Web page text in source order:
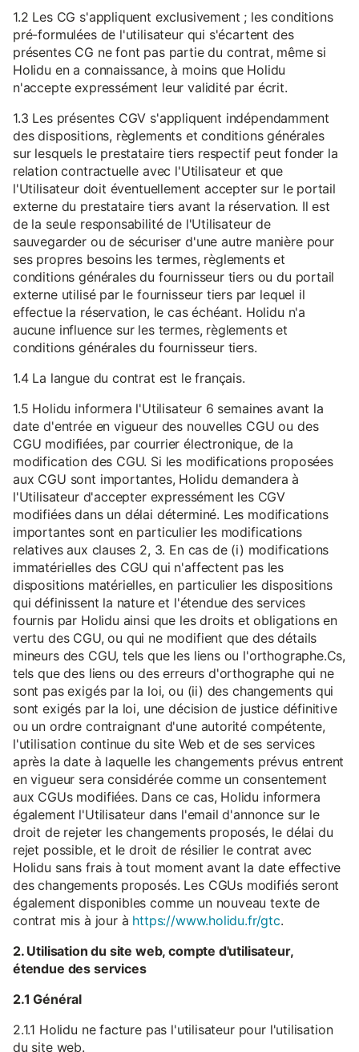
1.2 Les CG s'appliquent exclusivement ; les conditions
pré-formulées de l'utilisateur qui s'écartent des
présentes CG ne font pas partie du contrat, même si
Holidu en a connaissance, à moins que Holidu
n'accepte expressément leur validité par écrit.
1.3 Les présentes CGV s'appliquent indépendamment
des dispositions, règlements et conditions générales
sur lesquels le prestataire tiers respectif peut fonder la
relation contractuelle avec l'Utilisateur et que
l'Utilisateur doit éventuellement accepter sur le portail
externe du prestataire tiers avant la réservation. Il est
de la seule responsabilité de l'Utilisateur de
sauvegarder ou de sécuriser d'une autre manière pour
ses propres besoins les termes, règlements et
conditions générales du fournisseur tiers ou du portail
externe utilisé par le fournisseur tiers par lequel il
effectue la réservation, le cas échéant. Holidu n'a
aucune influence sur les termes, règlements et
conditions générales du fournisseur tiers.
1.4 La langue du contrat est le français.
1.5 Holidu informera l'Utilisateur 6 semaines avant la
date d'entrée en vigueur des nouvelles CGU ou des
CGU modifiées, par courrier électronique, de la
modification des CGU. Si les modifications proposées
aux CGU sont importantes, Holidu demandera à
l'Utilisateur d'accepter expressément les CGV
modifiées dans un délai déterminé. Les modifications
importantes sont en particulier les modifications
relatives aux clauses 2, 3. En cas de (i) modifications
immatérielles des CGU qui n'affectent pas les
dispositions matérielles, en particulier les dispositions
qui définissent la nature et l'étendue des services
fournis par Holidu ainsi que les droits et obligations en
vertu des CGU, ou qui ne modifient que des détails
mineurs des CGU, tels que les liens ou l'orthographe.Cs,
tels que des liens ou des erreurs d'orthographe qui ne
sont pas exigés par la loi, ou (ii) des changements qui
sont exigés par la loi, une décision de justice définitive
ou un ordre contraignant d'une autorité compétente,
l'utilisation continue du site Web et de ses services
après la date à laquelle les changements prévus entrent
en vigueur sera considérée comme un consentement
aux CGUs modifiées. Dans ce cas, Holidu informera
également l'Utilisateur dans l'email d'annonce sur le
droit de rejeter les changements proposés, le délai du
rejet possible, et le droit de résilier le contrat avec
Holidu sans frais à tout moment avant la date effective
des changements proposés. Les CGUs modifiés seront
également disponibles comme un nouveau texte de
contrat mis à jour à https://www.holidu.fr/gtc.
2. Utilisation du site web, compte d'utilisateur,
étendue des services
2.1 Général
2.1.1 Holidu ne facture pas l'utilisateur pour l'utilisation
du site web.